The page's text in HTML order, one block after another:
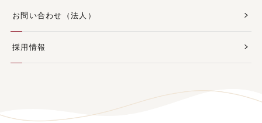
お問い合わせ（法人）
採用情報